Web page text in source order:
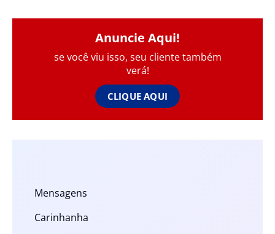
Anuncie Aqui!
se você viu isso, seu cliente também
verá!
CLIQUE AQUI
Mensagens
Carinhanha